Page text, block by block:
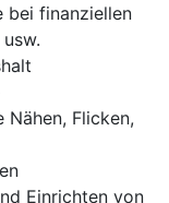
bei finanziellen
Nähen, Flicken,
Einrichten von